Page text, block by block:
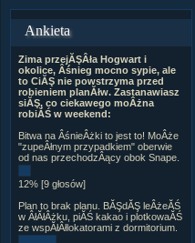
Ankieta
Zima przejĂŞÂła Hogwart i
okolice, Âśnieg mocno sypie, ale
to CiĂŞ nie powstrzyma przed
robieniem planĂłw. Zastanawiasz
siĂŞ, co ciekawego moÂżna
robiĂŚ w weekend:
Bitwa na ÂśnieÂżki to jest to! MoÂże
"zupeÂłnym przypadkiem" oberwie
od nas przechodzÂący obok Snape.
12% [9 głosów]
Plan to brak planu. BĂŞdĂŞ leÂżeĂŚ
w ÂłĂłÂżku, piĂŚ kakao i plotkowaĂŚ
ze wspĂłÂłlokatorami z dormitorium.